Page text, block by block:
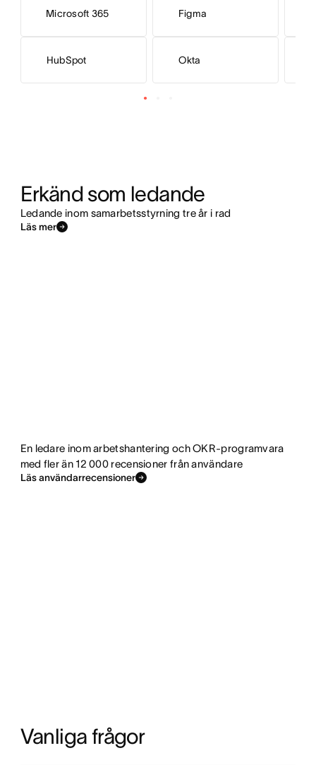
Microsoft 365
HubSpot
Figma
Okta
Erkänd som ledande
Ledande inom samarbetsstyrning tre år i rad
Läs mer
En ledare inom arbetshantering och OKR-programvara
med fler än 12 000 recensioner från användare
Läs användarrecensioner
Vanliga frågor